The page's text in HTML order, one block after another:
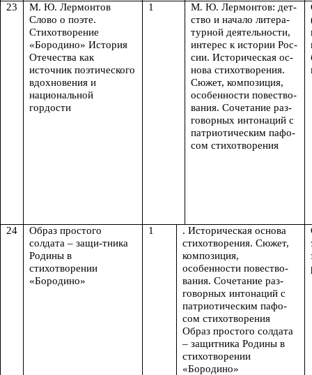
23
М. Ю. Лермонтов
Слово о поэте.
Стихотворение
«Бородино» История
Отечества как
источник поэтического
вдохновения и
национальной
гордости
1
М. Ю. Лермонтов: дет-
ство и начало литера-
турной деятельности,
интерес к истории Рос-
сии. Историческая ос-
нова стихотворения.
Сюжет, композиция,
особенности повество-
вания. Сочетание раз-
говорных интонаций с
патриотическим пафо-
сом стихотворения
24
Образ простого
солдата – защи-тника
Родины в
стихотворении
«Бородино»
1
. Историческая основа
стихотворения. Сюжет,
композиция,
особенности повество-
вания. Сочетание раз-
говорных интонаций с
патриотическим пафо-
сом стихотворения
Образ простого солдата
– защитника Родины в
стихотворении
«Бородино»